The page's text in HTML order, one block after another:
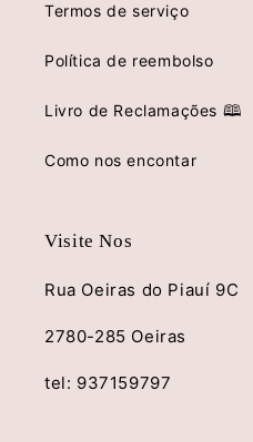
Termos de serviço
Política de reembolso
Livro de Reclamações 🕮
Como nos encontar
Visite Nos
Rua Oeiras do Piauí 9C
2780-285 Oeiras
tel: 937159797